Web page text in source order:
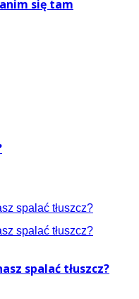
się tam
spalać tłuszcz?